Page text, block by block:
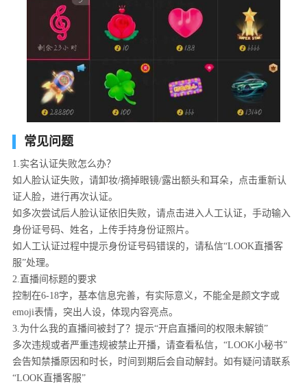
常见问题
1.实名认证失败怎么办？
如人脸认证失败，请卸妆/摘掉眼镜/露出额头和耳朵，点击重新认
证人脸，进行再次认证。
如多次尝试后人脸认证依旧失败，请点击进入人工认证，手动输入
身份证号码、姓名，上传手持身份证照片。
如人工认证过程中提示身份证号码错误的，请私信“LOOK直播客
服”处理。
2.直播间标题的要求
控制在6-18字，基本信息完善，有实际意义，不能全是颜文字或
emoji表情，突出人设，体现内容亮点。
3.为什么我的直播间被封了？提示“开启直播间的权限未解锁”
多次违规或者严重违规被禁止开播，请查看私信，“LOOK小秘书”
会告知禁播原因和时长，时间到期后会自动解封。如有疑问请联系
“LOOK直播客服”